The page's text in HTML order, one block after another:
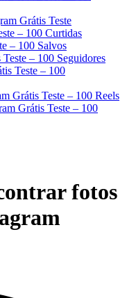
Grátis Teste
– 100 Curtidas
– 100 Salvos
– 100 Seguidores
Teste – 100
Grátis Teste – 100 Reels
Grátis Teste – 100
fotos